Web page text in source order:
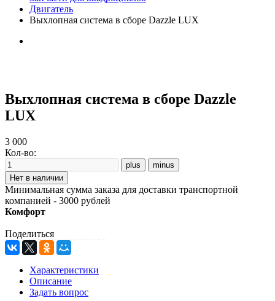
Двигатель
Выхлопная система в сборе Dazzle LUX
Выхлопная система в сборе Dazzle
LUX
3 000
Кол-во:
Минимальная сумма заказа для доставки транспортной
компанией - 3000 рублей
Комфорт
Поделиться
Характеристики
Описание
Задать вопрос